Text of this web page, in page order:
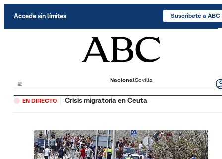
Accede sin límites Suscríbete a ABC
NacionalSevilla
EN DIRECTO Crisis migratoria en Ceuta